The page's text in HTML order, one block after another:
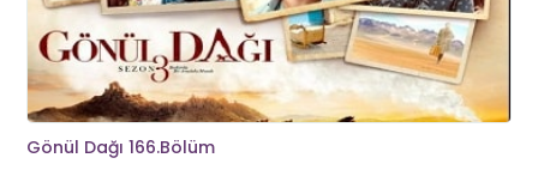
Gönül Dağı 166.Bölüm